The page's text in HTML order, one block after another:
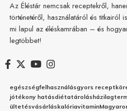
Az Éléstár nemcsak receptekről,
történetéről, használatáról és titkairól
mi lapul az éléskamrában – és
legtöbbet!
egészségfelhasználásgyors recept
jótékony hatásdiétatárolásházilag
ültetésvásárláskalóriavitamin